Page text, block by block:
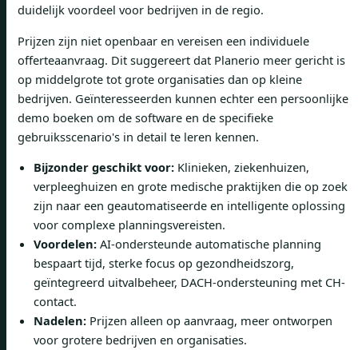
duidelijk voordeel voor bedrijven in de regio.
Prijzen zijn niet openbaar en vereisen een individuele
offerteaanvraag. Dit suggereert dat Planerio meer gericht is
op middelgrote tot grote organisaties dan op kleine
bedrijven. Geïnteresseerden kunnen echter een persoonlijke
demo boeken om de software en de specifieke
gebruiksscenario's in detail te leren kennen.
Bijzonder geschikt voor: Klinieken, ziekenhuizen,
verpleeghuizen en grote medische praktijken die op zoek
zijn naar een geautomatiseerde en intelligente oplossing
voor complexe planningsvereisten.
Voordelen: AI-ondersteunde automatische planning
bespaart tijd, sterke focus op gezondheidszorg,
geïntegreerd uitvalbeheer, DACH-ondersteuning met CH-
contact.
Nadelen: Prijzen alleen op aanvraag, meer ontworpen
voor grotere bedrijven en organisaties.